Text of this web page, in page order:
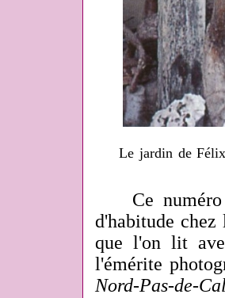
Le jardin de
Ce numéro
d'habitude chez
que l'on lit
l'émérite
Nord-Pas-de-